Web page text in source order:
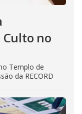
Culto no
Templo de
da RECORD